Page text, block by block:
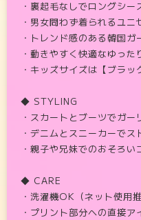
・裏起毛なしでロングシー
・男女問わず着られるユニ
・トレンド感のある韓国ガ
・動きやすく快適なゆった
・キッズサイズは【ブラ
◆ STYLING
・スカートとブーツでガー
・デニムとスニーカーでス
・親子や兄妹でのおそろい
◆ CARE
・洗濯機OK（ネット使用推
・プリント部分への直接